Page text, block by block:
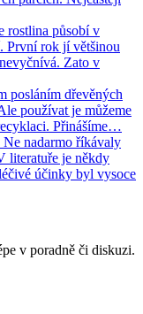
rostlina působí v
První rok jí většinou
Zato v
posláním dřevěných
používat je můžeme
Přinášíme…
Ne nadarmo říkávaly
literatuře je někdy
účinky byl vysoce
v poradně či diskuzi.